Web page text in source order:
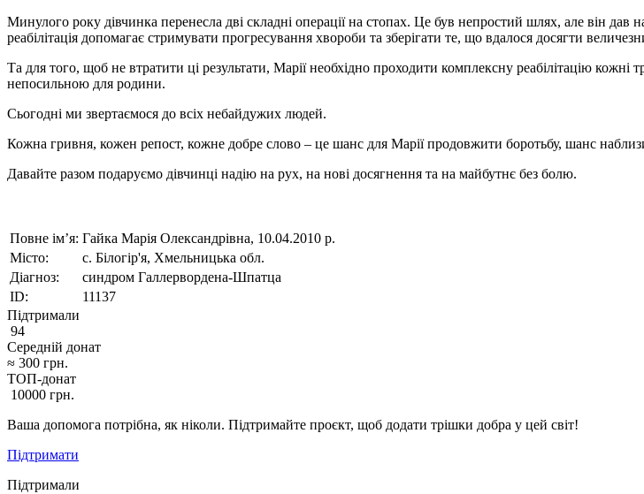
Минулого року дівчинка перенесла дві складні операції на стопах. Це був непростий шлях, але він дав
реабілітація допомагає стримувати прогресування хвороби та зберігати те, що вдалося досягти
Та для того, щоб не втратити ці результати, Марії необхідно проходити комплексну реабілітацію кожні
непосильною для родини.
Сьогодні ми звертаємося до всіх небайдужих людей.
Кожна гривня, кожен репост, кожне добре слово – це шанс для Марії продовжити боротьбу, шанс
Давайте разом подаруємо дівчинці надію на рух, на нові досягнення та на майбутнє без болю.
Повне ім’я: Гайка Марія Олександрівна, 10.04.2010 р.
Місто:
с. Білогір'я, Хмельницька обл.
Діагноз:
синдром Галлервордена-Шпатца
ID:
11137
Підтримали
94
Середній донат
≈ 300 грн.
ТОП-донат
10000 грн.
Ваша допомога потрібна, як ніколи. Підтримайте проєкт, щоб додати трішки добра у цей світ!
Підтримати
Підтримали